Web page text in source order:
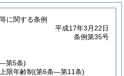
に関する条例
平成17年3月22日
条例第35号
第5条)
限年齢制(第6条―第11条)